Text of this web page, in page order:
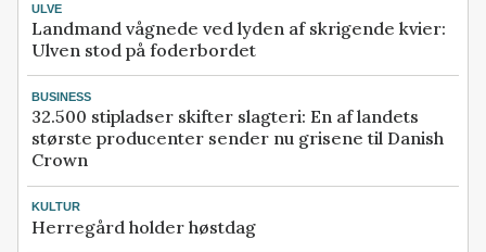
ULVE
Landmand vågnede ved lyden af skrigende kvier:
Ulven stod på foderbordet
BUSINESS
32.500 stipladser skifter slagteri: En af landets
største producenter sender nu grisene til Danish
Crown
KULTUR
Herregård holder høstdag